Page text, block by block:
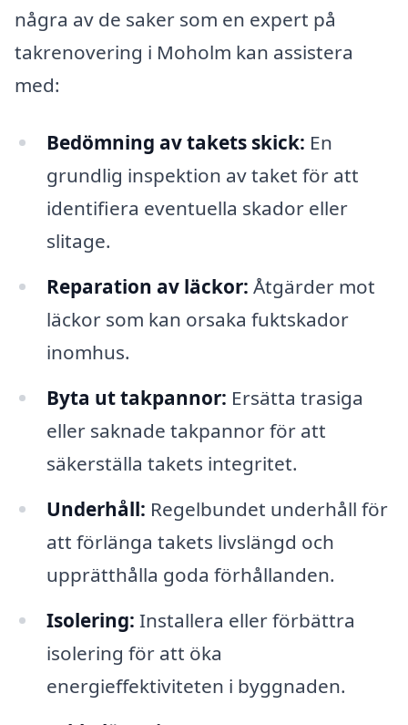
några av de saker som en expert på
takrenovering i Moholm kan assistera
med:
Bedömning av takets skick: En
grundlig inspektion av taket för att
identifiera eventuella skador eller
slitage.
Reparation av läckor: Åtgärder mot
läckor som kan orsaka fuktskador
inomhus.
Byta ut takpannor: Ersätta trasiga
eller saknade takpannor för att
säkerställa takets integritet.
Underhåll: Regelbundet underhåll för
att förlänga takets livslängd och
upprätthålla goda förhållanden.
Isolering: Installera eller förbättra
isolering för att öka
energieffektiviteten i byggnaden.